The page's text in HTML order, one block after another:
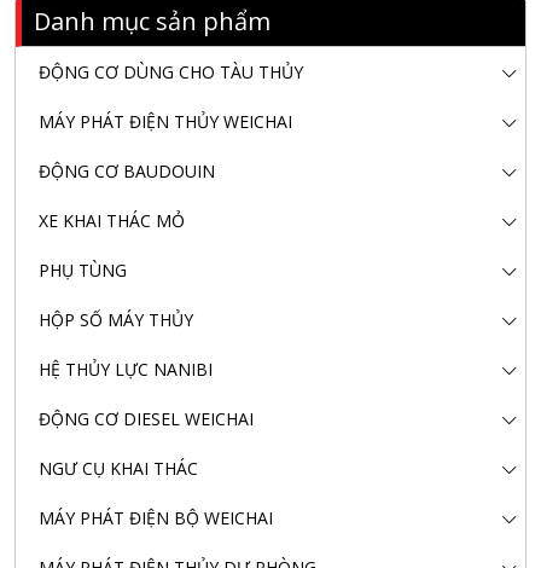
Danh mục sản phẩm
ĐỘNG CƠ DÙNG CHO TÀU THỦY
MÁY PHÁT ĐIỆN THỦY WEICHAI
ĐỘNG CƠ BAUDOUIN
XE KHAI THÁC MỎ
PHỤ TÙNG
HỘP SỐ MÁY THỦY
HỆ THỦY LỰC NANIBI
ĐỘNG CƠ DIESEL WEICHAI
NGƯ CỤ KHAI THÁC
MÁY PHÁT ĐIỆN BỘ WEICHAI